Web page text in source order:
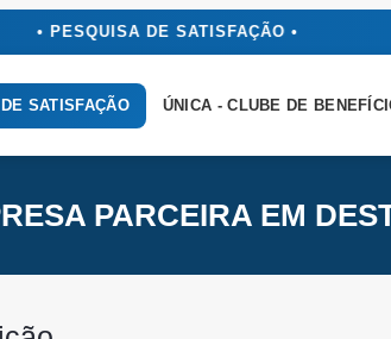
• PESQUISA DE SATISFAÇÃO •
SATISFAÇÃO ÚNICA - CLUBE DE
PARCEIRA EM